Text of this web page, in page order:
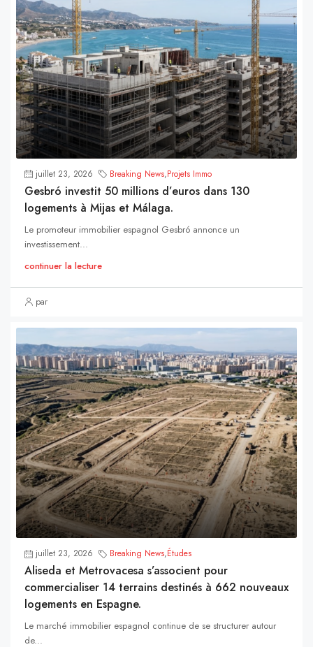
juillet 23, 2026 Breaking News,Projets Immo
Gesbró investit 50 millions d’euros dans 130
logements à Mijas et Málaga.
Le promoteur immobilier espagnol Gesbró annonce un
investissement...
continuer la lecture
par
juillet 23, 2026 Breaking News,Études
Aliseda et Metrovacesa s’associent pour
commercialiser 14 terrains destinés à 662 nouveaux
logements en Espagne.
Le marché immobilier espagnol continue de se structurer autour
de...